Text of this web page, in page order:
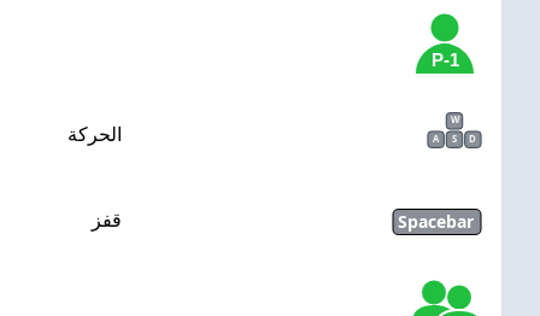
1-P
W
A
S D الحركة
Spacebar قفز